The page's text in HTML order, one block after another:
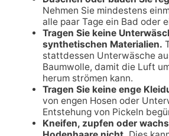
Nehmen Sie mindestens
alle paar Tage ein Bad oder
Tragen Sie keine
synthetischen Materialien.
stattdessen Unterwäsche
Baumwolle, damit die Luft
herum strömen kann.
Tragen Sie keine enge
von engen Hosen oder
Entstehung von Pickeln
Kneifen, zupfen oder